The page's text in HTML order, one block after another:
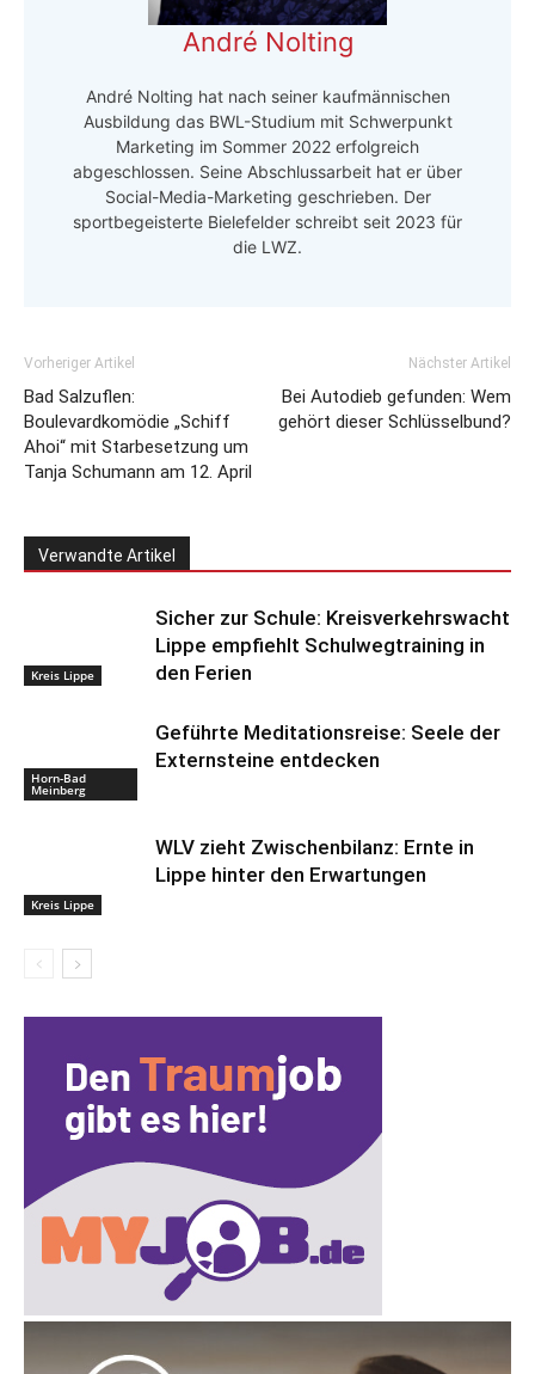
André Nolting
André Nolting hat nach seiner kaufmännischen
Ausbildung das BWL-Studium mit Schwerpunkt
Marketing im Sommer 2022 erfolgreich
abgeschlossen. Seine Abschlussarbeit hat er über
Social-Media-Marketing geschrieben. Der
sportbegeisterte Bielefelder schreibt seit 2023 für
die LWZ.
Vorheriger Artikel
Bad Salzuflen:
Boulevardkomödie „Schiff
Ahoi“ mit Starbesetzung um
Tanja Schumann am 12. April
Nächster Artikel
Bei Autodieb gefunden: Wem
gehört dieser Schlüsselbund?
Verwandte Artikel
Kreis Lippe
Sicher zur Schule: Kreisverkehrswacht
Lippe empfiehlt Schulwegtraining in
den Ferien
Horn-Bad
Meinberg
Geführte Meditationsreise: Seele der
Externsteine entdecken
Kreis Lippe
WLV zieht Zwischenbilanz: Ernte in
Lippe hinter den Erwartungen